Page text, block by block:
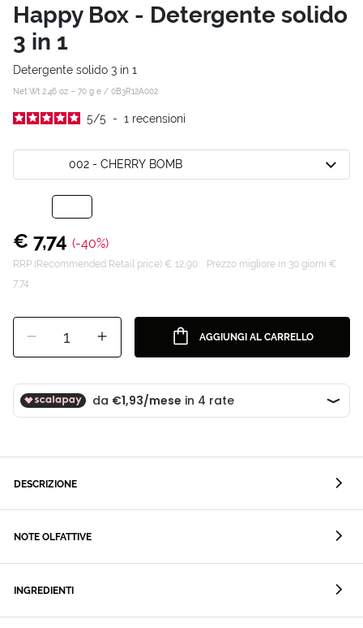
Happy Box - Detergente solido
3 in 1
Detergente solido 3 in 1
Net Wt 2.46 oz – 70 g e / 0B3R12A002
5/5 - 1 recensioni
002 - CHERRY BOMB
€ 7,74 (-40%)
RRP (Recommended Retail price) € 12,90
Prezzo migliore in 30 giorni €
7,74
1 AGGIUNGI AL CARRELLO
DESCRIZIONE
NOTE OLFATTIVE
INGREDIENTI